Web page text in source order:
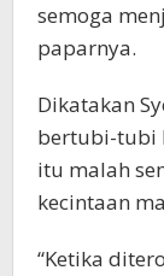
semoga
paparnya.
Dikatakan
bertubi-tubi
itu malah
kecintaan
“Ketika